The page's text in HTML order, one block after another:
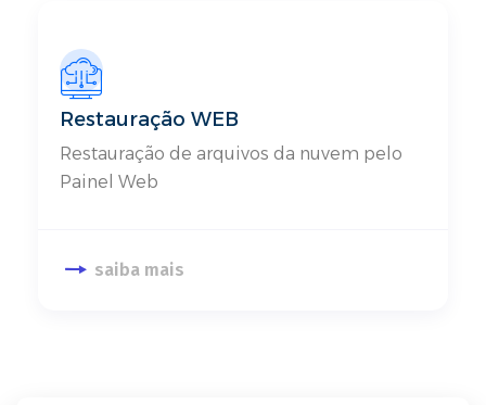
Restauração WEB
Restauração de arquivos da nuvem pelo
Painel Web
saiba mais